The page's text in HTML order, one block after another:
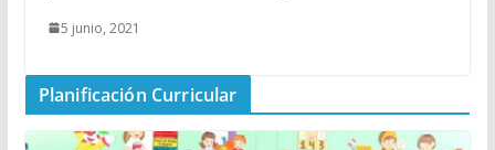
5 junio, 2021
Planificación Curricular